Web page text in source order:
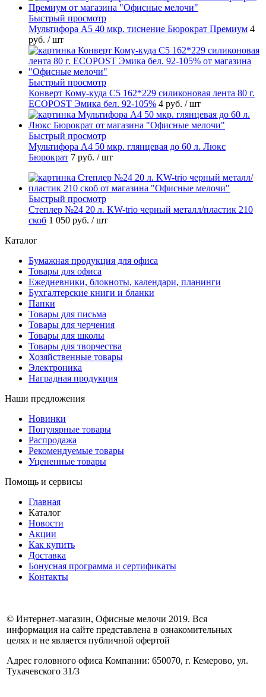
Быстрый просмотр
Мультифора А5 40 мкр. тиснение Бюрократ Премиум 4
руб. / шт
Быстрый просмотр
Конверт Кому-куда С5 162*229 силиконовая лента 80 г.
ECOPOST Эмика бел. 92-105% 4 руб. / шт
Быстрый просмотр
Мультифора А4 50 мкр. глянцевая до 60 л. Люкс
Бюрократ 7 руб. / шт
Быстрый просмотр
Степлер №24 20 л. KW-trio черный металл/пластик 210
скоб 1 050 руб. / шт
Каталог
Бумажная продукция для офиса
Товары для офиса
Ежедневники, блокноты, календари, планинги
Бухгалтерские книги и бланки
Папки
Товары для письма
Товары для черчения
Товары для школы
Товары для творчества
Хозяйственные товары
Электроника
Наградная продукция
Наши предложения
Новинки
Популярные товары
Распродажа
Рекомендуемые товары
Уцененные товары
Помощь и сервисы
Главная
Каталог
Новости
Акции
Как купить
Доставка
Бонусная программа и сертификаты
Контакты
© Интернет-магазин, Офисные мелочи 2019. Вся
информация на сайте представлена в ознакомительных
целях и не является публичной офертой
Адрес головного офиса Компании: 650070, г. Кемерово, ул.
Тухачевского 31/3